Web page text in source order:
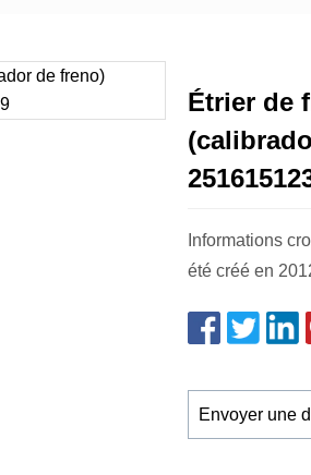
Étrier de
Informations
été créé en
Envoyer une